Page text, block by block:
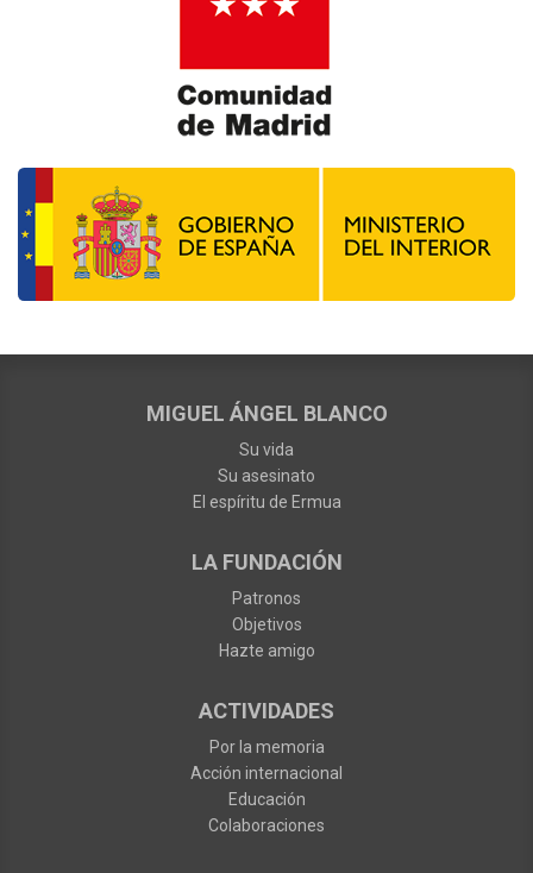
MIGUEL ÁNGEL BLANCO
Su vida
Su asesinato
El espíritu de Ermua
LA FUNDACIÓN
Patronos
Objetivos
Hazte amigo
ACTIVIDADES
Por la memoria
Acción internacional
Educación
Colaboraciones